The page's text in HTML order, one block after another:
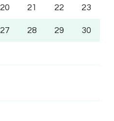
20 21 22 23
27 28 29 30